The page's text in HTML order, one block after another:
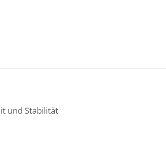
und Stabilität